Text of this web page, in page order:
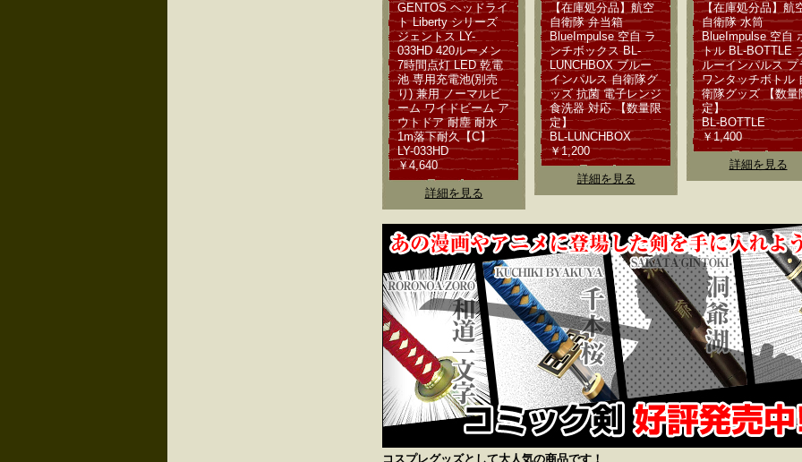
GENTOS ヘッドライ
ト Liberty シリーズ
ジェントス LY-
033HD 420ルーメン
7時間点灯 LED 乾電
池 専用充電池(別売
り) 兼用 ノーマルビ
ーム ワイドビーム ア
ウトドア 耐塵 耐水
1m落下耐久【C】
LY-033HD
￥4,640
詳細を見る
【在庫処分品】航空
自衛隊 弁当箱
BlueImpulse 空自 ラ
ンチボックス BL-
LUNCHBOX ブルー
インパルス 自衛隊グ
ッズ 抗菌 電子レンジ
食洗器 対応 【数量限
定】
BL-LUNCHBOX
￥1,200
詳細を見る
【在庫処分品】航
自衛隊 水筒
BlueImpulse 空自
トル BL-BOTTLE
ルーインパルス プ
ワンタッチボトル
衛隊グッズ 【数量
定】
BL-BOTTLE
￥1,400
詳細を見る
コスプレグッズとして大人気の商品です！